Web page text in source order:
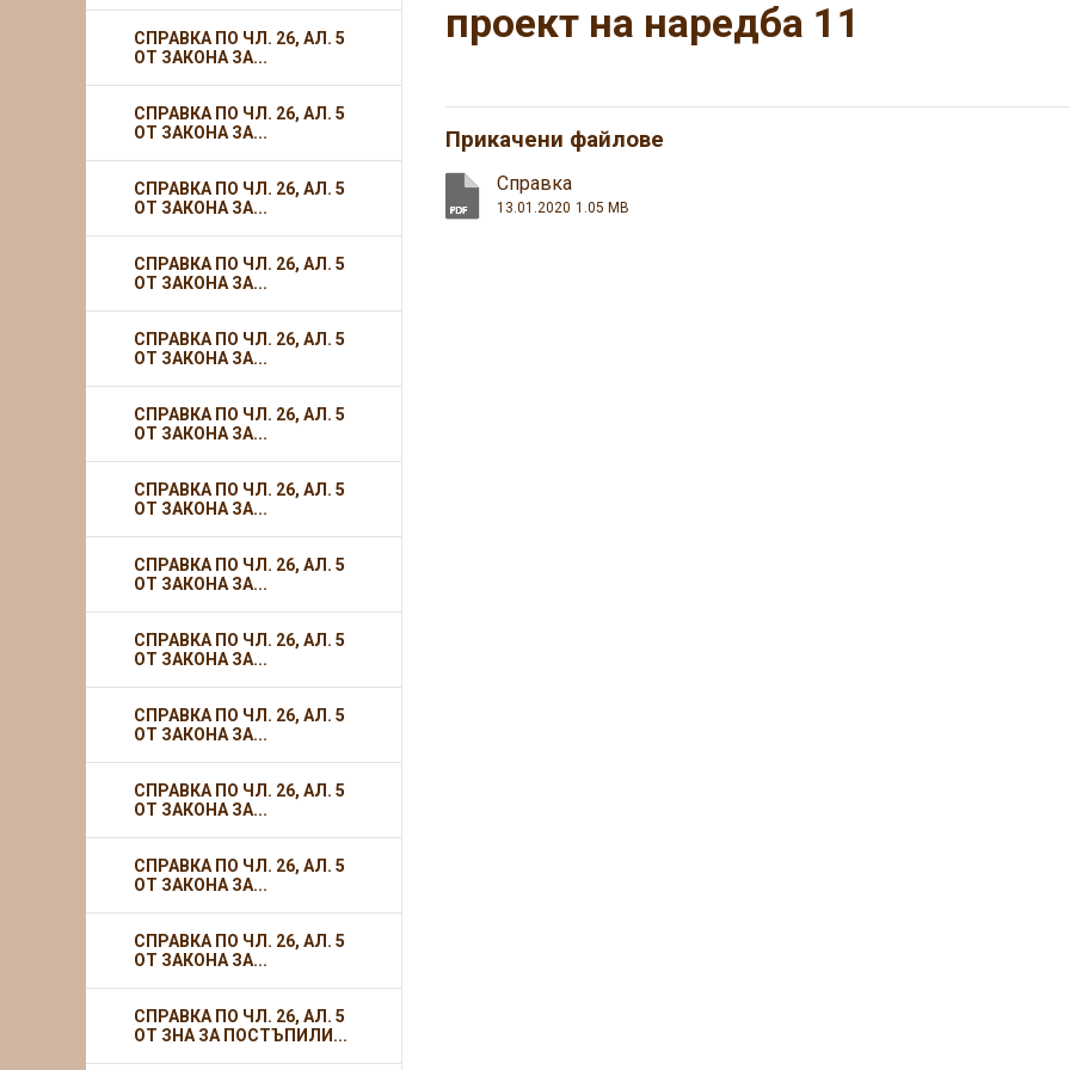
проект на наредба 11
Прикачени файлове
Справка
13.01.2020 1.05 MB
СПРАВКА ПО ЧЛ. 26, АЛ. 5
ОТ ЗАКОНА ЗА...
СПРАВКА ПО ЧЛ. 26, АЛ. 5
ОТ ЗАКОНА ЗА...
СПРАВКА ПО ЧЛ. 26, АЛ. 5
ОТ ЗАКОНА ЗА...
СПРАВКА ПО ЧЛ. 26, АЛ. 5
ОТ ЗАКОНА ЗА...
СПРАВКА ПО ЧЛ. 26, АЛ. 5
ОТ ЗАКОНА ЗА...
СПРАВКА ПО ЧЛ. 26, АЛ. 5
ОТ ЗАКОНА ЗА...
СПРАВКА ПО ЧЛ. 26, АЛ. 5
ОТ ЗАКОНА ЗА...
СПРАВКА ПО ЧЛ. 26, АЛ. 5
ОТ ЗАКОНА ЗА...
СПРАВКА ПО ЧЛ. 26, АЛ. 5
ОТ ЗАКОНА ЗА...
СПРАВКА ПО ЧЛ. 26, АЛ. 5
ОТ ЗАКОНА ЗА...
СПРАВКА ПО ЧЛ. 26, АЛ. 5
ОТ ЗАКОНА ЗА...
СПРАВКА ПО ЧЛ. 26, АЛ. 5
ОТ ЗАКОНА ЗА...
СПРАВКА ПО ЧЛ. 26, АЛ. 5
ОТ ЗАКОНА ЗА...
СПРАВКА ПО ЧЛ. 26, АЛ. 5
ОТ ЗНА ЗА ПОСТЪПИЛИ...